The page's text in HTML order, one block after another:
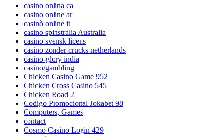
casino onlina ca
casino online ar
casinò online it
casino spinstralia Australia
casino svensk licens
casino zonder crucks netherlands
casino-glory india
casino/gambling
Chicken Casino Game 952
Chicken Cross Casino 545
Chicken Road 2
Codigo Promocional Jokabet 98
Computers, Games
contact
Cosmo Casino Login 429